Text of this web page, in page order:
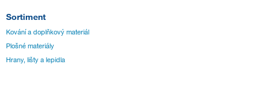
Sortiment
Kování a doplňkový materiál
Plošné materiály
Hrany, lišty a lepidla